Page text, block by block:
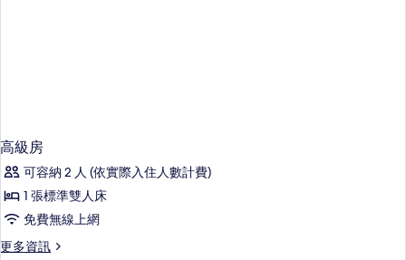
高級房
可容納 2 人 (依實際入住人數計費)
1 張標準雙人床
免費無線上網
更多資訊
更